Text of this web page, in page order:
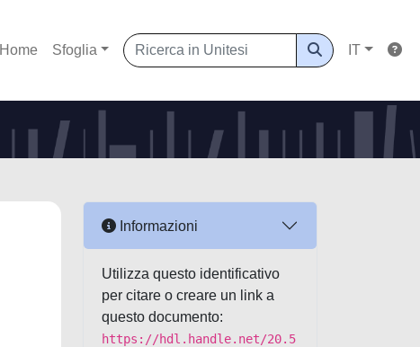
Home Sfoglia IT
Informazioni
Utilizza questo identificativo
per citare o creare un link a
questo documento:
https://hdl.handle.net/20.5